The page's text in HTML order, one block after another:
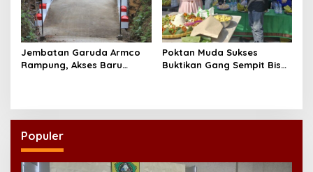
Jembatan Garuda Armco
Rampung, Akses Baru
Poktan Muda Sukses
Buktikan Gang Sempit Bisa
Populer